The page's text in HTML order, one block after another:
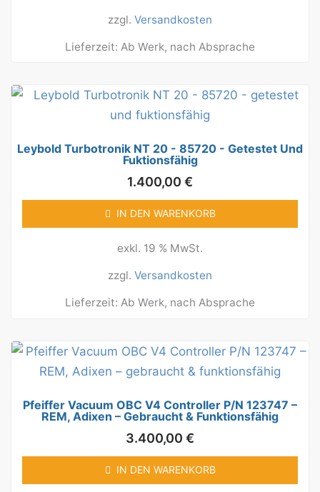
zzgl. Versandkosten
Lieferzeit: Ab Werk, nach Absprache
Leybold Turbotronik NT 20 - 85720 - Getestet Und
Fuktionsfähig
1.400,00 €
IN DEN WARENKORB
exkl. 19 % MwSt.
zzgl. Versandkosten
Lieferzeit: Ab Werk, nach Absprache
Pfeiffer Vacuum OBC V4 Controller P/N 123747 –
REM, Adixen – Gebraucht & Funktionsfähig
3.400,00 €
IN DEN WARENKORB